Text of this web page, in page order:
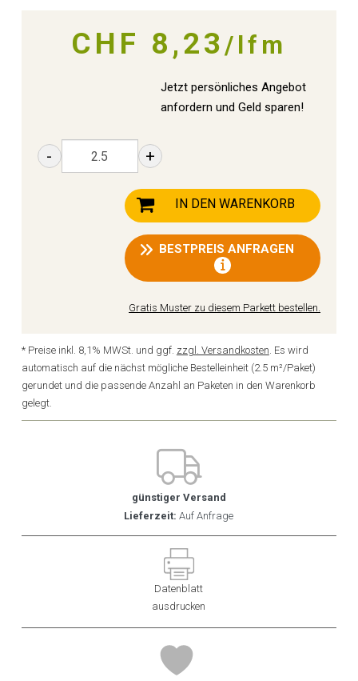
CHF 8,23/lfm
Jetzt persönliches Angebot
anfordern und Geld sparen!
- +
IN DEN WARENKORB
BESTPREIS ANFRAGEN
Gratis Muster zu diesem Parkett bestellen.
* Preise inkl. 8,1% MWSt. und ggf. zzgl. Versandkosten . Es wird
automatisch auf die nächst mögliche Bestelleinheit (2.5 m²/Paket)
gerundet und die passende Anzahl an Paketen in den Warenkorb
gelegt.
günstiger Versand
Lieferzeit: Auf Anfrage
Datenblatt
ausdrucken